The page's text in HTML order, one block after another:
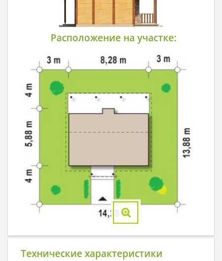
Расположение на участке:
Технические характеристики